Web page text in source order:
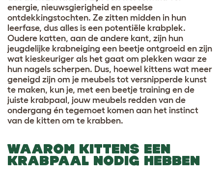
energie, nieuwsgierigheid en speelse
ontdekkingstochten. Ze zitten midden in hun
leerfase, dus alles is een potentiële krabplek.
Oudere katten, aan de andere kant, zijn hun
jeugdelijke krabneiging een beetje ontgroeid en zijn
wat kieskeuriger als het gaat om plekken waar ze
hun nagels scherpen. Dus, hoewel kittens wat meer
geneigd zijn om je meubels tot versnipperde kunst
te maken, kun je, met een beetje training en de
juiste krabpaal, jouw meubels redden van de
ondergang én tegemoet komen aan het instinct
van de kitten om te krabben.
WAAROM KITTENS EEN
KRABPAAL NODIG HEBBEN